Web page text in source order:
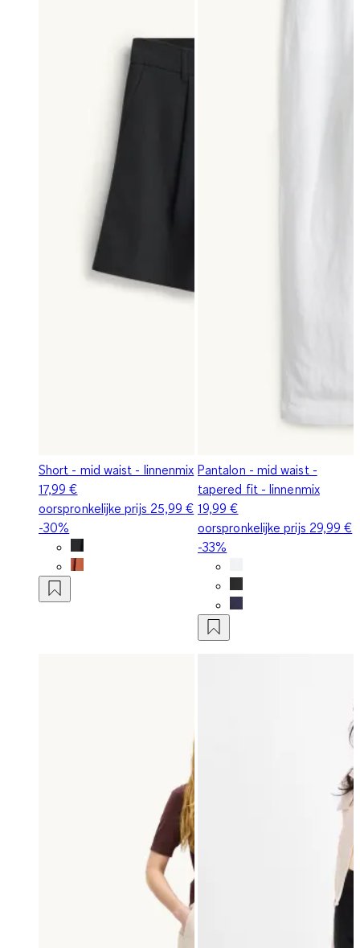
Short - mid waist - linnenmix
17,99 €
oorspronkelijke prijs 25,99 €
-30%
Pantalon - mid waist -
tapered fit - linnenmix
19,99 €
oorspronkelijke prijs 29,99 €
-33%